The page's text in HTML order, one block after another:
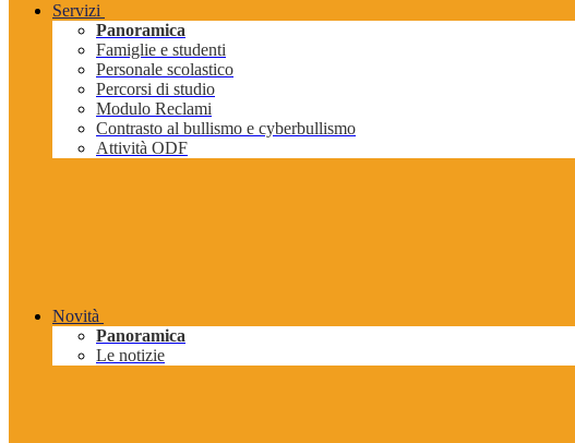
Servizi
Panoramica
Famiglie e studenti
Personale scolastico
Percorsi di studio
Modulo Reclami
Contrasto al bullismo e cyberbullismo
Attività ODF
Novità
Panoramica
Le notizie